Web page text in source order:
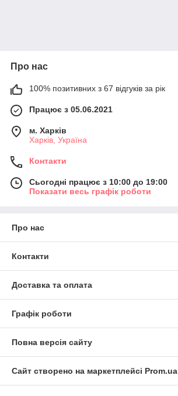
Про нас
100% позитивних з 67 відгуків за рік
Працює з 05.06.2021
м. Харків
Харків, Україна
Контакти
Сьогодні працює з 10:00 до 19:00
Показати весь графік роботи
Про нас
Контакти
Доставка та оплата
Графік роботи
Повна версія сайту
Сайт створено на маркетплейсі Prom.ua